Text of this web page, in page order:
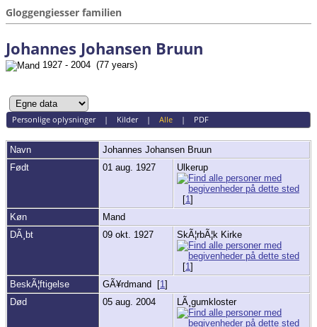
Gloggengiesser familien
Johannes Johansen Bruun
1927 - 2004 (77 years)
Personlige oplysninger| Kilder| Alle| PDF
Navn Johannes Johansen Bruun
Født
01 aug. 1927 Ulkerup
[1]
Køn
Mand
DÃ¸bt
09 okt. 1927 SkÃ¦rbÃ¦k Kirke
[1]
BeskÃ¦ftigelse
GÃ¥rdmand [1]
Død
05 aug. 2004 LÃ¸gumkloster